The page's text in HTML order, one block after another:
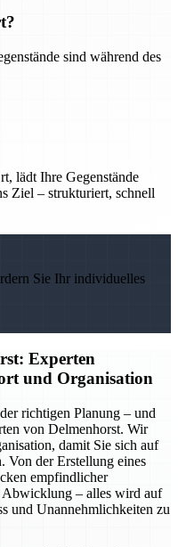
sind während des
lädt Ihre Gegenstände
Ziel – strukturiert, schnell
Sie Ihr individuelles
Experten
und Organisation
richtigen Planung – und
von Delmenhorst. Wir
damit Sie sich auf
Von der Erstellung eines
empfindlicher
Abwicklung – alles wird auf
und Unannehmlichkeiten zu